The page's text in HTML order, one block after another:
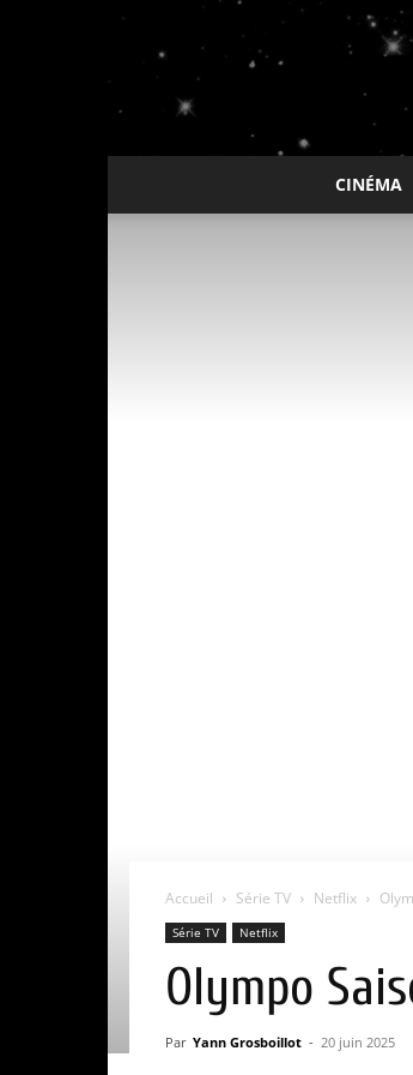
CINÉMA
Accueil Série TV Netflix
Série TV Netflix
Olympo
Par Yann Grosboillot - 20 juin 2025